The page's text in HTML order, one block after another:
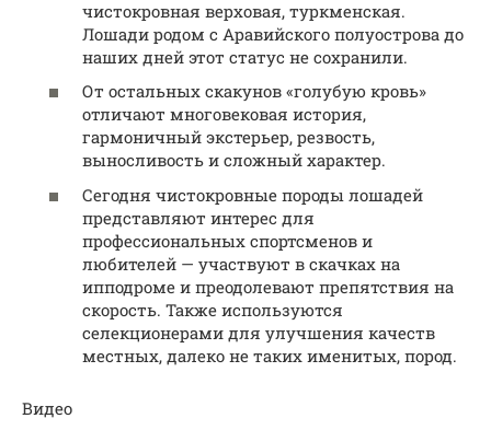
чистокровная верховая, туркменская.
Лошади родом с Аравийского полуострова до
наших дней этот статус не сохранили.
От остальных скакунов «голубую кровь»
отличают многовековая история,
гармоничный экстерьер, резвость,
выносливость и сложный характер.
Сегодня чистокровные породы лошадей
представляют интерес для
профессиональных спортсменов и
любителей — участвуют в скачках на
ипподроме и преодолевают препятствия на
скорость. Также используются
селекционерами для улучшения качеств
местных, далеко не таких именитых, пород.
Видео